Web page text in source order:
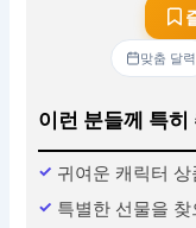
맞춤 달력
이런 분들께 특히
귀여운 캐릭터
특별한 선물을